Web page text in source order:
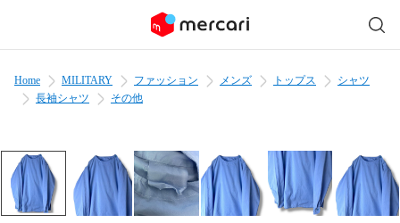
Home MILITARY ファッション メンズ トップス
シャツ
長袖シャツ
その他